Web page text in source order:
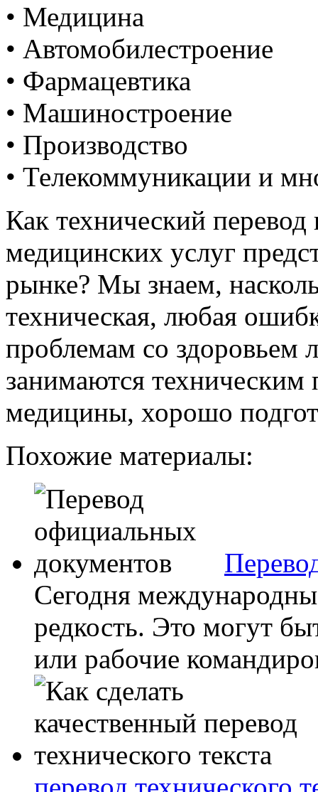
• Медицина
• Автомобилестроение
• Фармацевтика
• Машиностроение
• Производство
• Телекоммуникации и
Как технический
медицинских услуг
рынке? Мы знаем,
техническая, любая
проблемам со здоровьем
занимаются техническим
медицины, хорошо
Похожие материалы:
Сегодня
редкость. Это могут
или рабочие